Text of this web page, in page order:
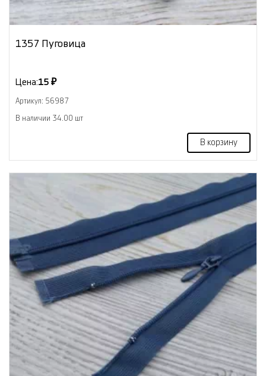
1357 Пуговица
Цена:15 ₽
Артикул: 56987
В наличии 34.00 шт
В корзину